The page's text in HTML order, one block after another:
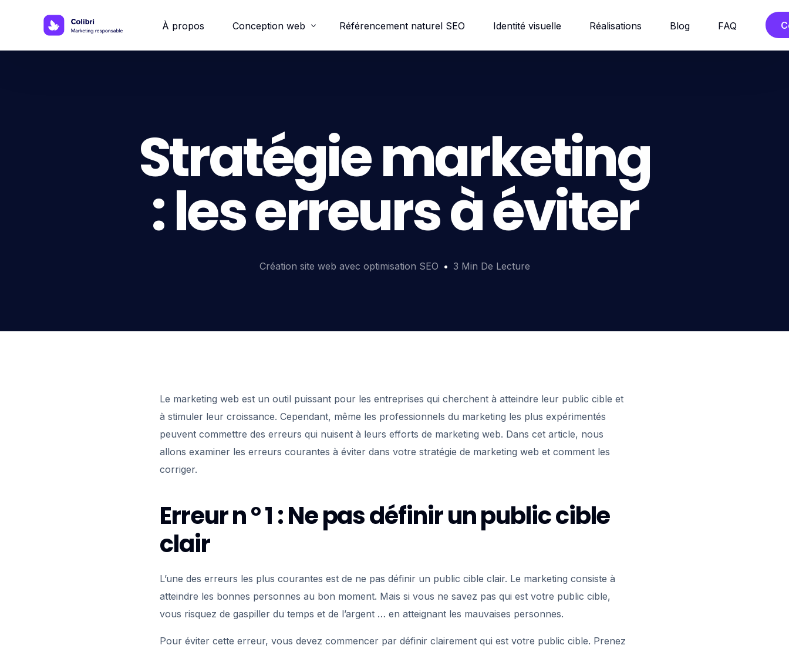
À propos Conception web Référencement naturel SEO Identité visuelle Réalisations Blog FAQ
Stratégie marketing
: les erreurs à éviter
Création site web avec optimisation SEO 3 Min De Lecture
Le marketing web est un outil puissant pour les entreprises qui cherchent à atteindre leur public cible et
à stimuler leur croissance. Cependant, même les professionnels du marketing les plus expérimentés
peuvent commettre des erreurs qui nuisent à leurs efforts de marketing web. Dans cet article, nous
allons examiner les erreurs courantes à éviter dans votre stratégie de marketing web et comment les
corriger.
Erreur n ° 1 : Ne pas définir un public cible
clair
L’une des erreurs les plus courantes est de ne pas définir un public cible clair. Le marketing consiste à
atteindre les bonnes personnes au bon moment. Mais si vous ne savez pas qui est votre public cible,
vous risquez de gaspiller du temps et de l’argent … en atteignant les mauvaises personnes.
Pour éviter cette erreur, vous devez commencer par définir clairement qui est votre public cible. Prenez